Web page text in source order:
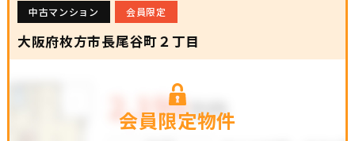
中古マンション 会員限定
大阪府枚方市長尾谷町２丁目
会員限定物件